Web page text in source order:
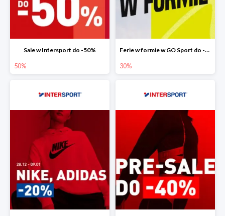
Sale w Intersport do -50%
50%
Ferie w formie w GO Sport do -30%
30%